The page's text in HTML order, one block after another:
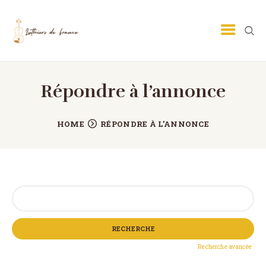
Répondre à l’annonce
HOME RÉPONDRE À L’ANNONCE
LUTHIER GUITARE
LUTHIER VIOLON
Recherche avancée